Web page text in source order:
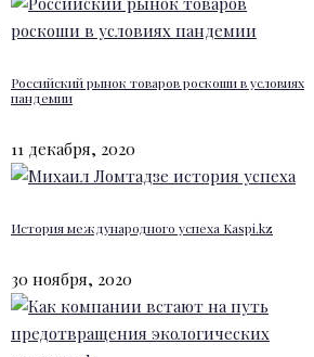
Российский рынок товаров роскоши в условиях
пандемии
11 декабря, 2020
История международного успеха Kaspi.kz
30 ноября, 2020